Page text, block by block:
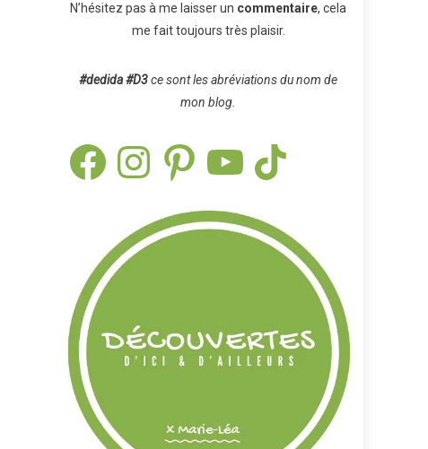
N’hésitez pas à me laisser un commentaire, cela
me fait toujours très plaisir.
#dedida#D3ce sont les abréviations du nom de
mon blog.
FacebookInstagramPinterest TikTok